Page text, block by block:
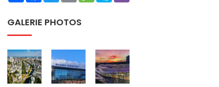
GALERIE PHOTOS